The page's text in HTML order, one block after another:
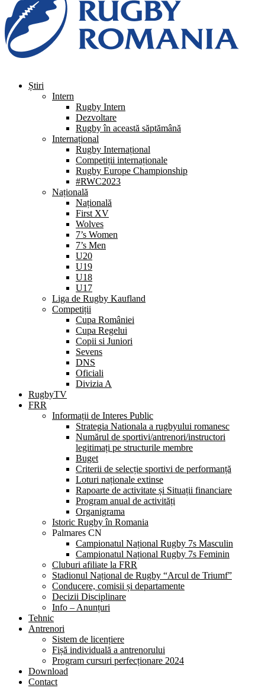
Știri
Intern
Rugby Intern
Dezvoltare
Rugby în această săptămână
Internațional
Rugby Internațional
Competiții internaționale
Rugby Europe Championship
#RWC2023
Națională
Națională
First XV
Wolves
7’s Women
7’s Men
U20
U19
U18
U17
Liga de Rugby Kaufland
Competiții
Cupa României
Cupa Regelui
Copii si Juniori
Sevens
DNS
Oficiali
Divizia A
RugbyTV
FRR
Informații de Interes Public
Strategia Nationala a rugbyului romanesc
Numărul de sportivi/antrenori/instructori
legitimați pe structurile membre
Buget
Criterii de selecție sportivi de performanță
Loturi naționale extinse
Rapoarte de activitate și Situații financiare
Program anual de activități
Organigrama
Istoric Rugby în Romania
Palmares CN
Campionatul Național Rugby 7s Masculin
Campionatul Național Rugby 7s Feminin
Cluburi afiliate la FRR
Stadionul Național de Rugby “Arcul de Triumf”
Conducere, comisii și departamente
Decizii Disciplinare
Info – Anunțuri
Tehnic
Antrenori
Sistem de licențiere
Fișă individuală a antrenorului
Program cursuri perfecționare 2024
Download
Contact